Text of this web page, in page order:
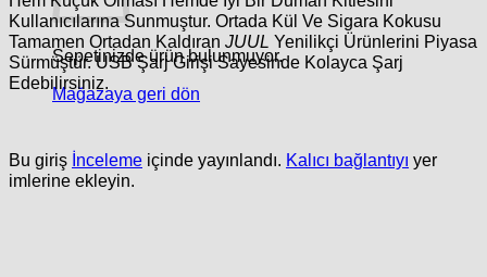
Sepetinizde ürün bulunmuyor.
Mağazaya geri dön
Kullanıcılarına Sunmuştur. Ortada Kül Ve Sigara Kokusu
Tamamen Ortadan Kaldıran JUUL Yenilikçi Ürünlerini Piyasa
Sürmüştür. USB Şarj Girişi Sayesinde Kolayca Şarj
Edebilirsiniz.
Bu giriş İnceleme içinde yayınlandı. Kalıcı bağlantıyı yer
imlerine ekleyin.